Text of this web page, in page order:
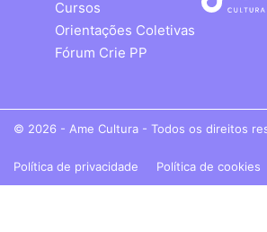
Cursos
Orientações Coletivas
Fórum Crie PP
© 2026 - Ame Cultura - Todos os direitos
Política de privacidade Política de cookies